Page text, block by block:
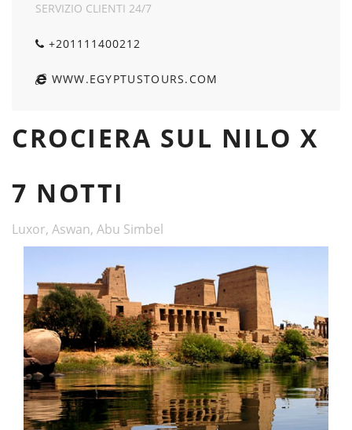
SERVIZIO CLIENTI 24/7
+201111400212
WWW.EGYPTUSTOURS.COM
CROCIERA SUL NILO X
7 NOTTI
Luxor, Aswan, Abu Simbel